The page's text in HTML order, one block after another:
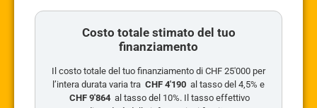
Costo totale stimato del tuo
finanziamento
Il costo totale del tuo finanziamento di CHF 25'000 per
l’intera durata varia tra CHF 4'190 al tasso del 4,5% e
CHF 9'864 al tasso del 10%. Il tasso effettivo